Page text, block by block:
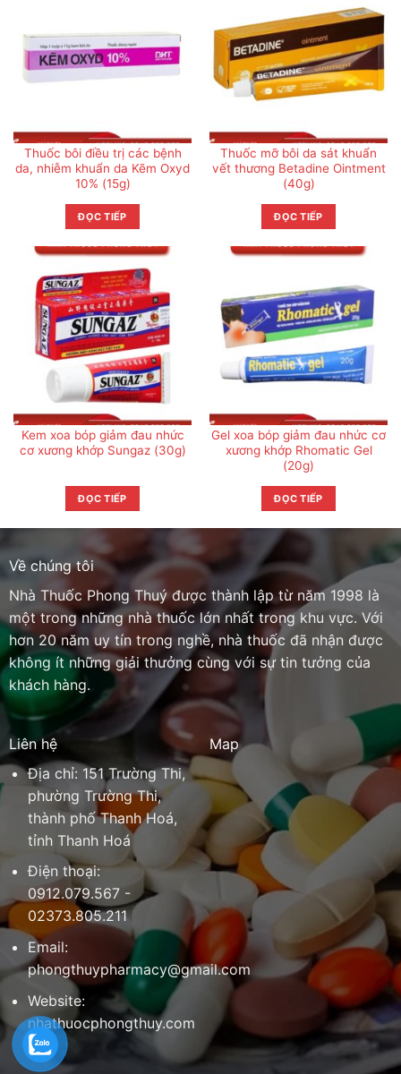
Thuốc bôi điều trị các bệnh
da, nhiễm khuẩn da Kẽm Oxyd
10% (15g)
ĐỌC TIẾP
Thuốc mỡ bôi da sát khuẩn
vết thương Betadine Ointment
(40g)
ĐỌC TIẾP
Kem xoa bóp giảm đau nhức
cơ xương khớp Sungaz (30g)
ĐỌC TIẾP
Gel xoa bóp giảm đau nhức cơ
xương khớp Rhomatic Gel
(20g)
ĐỌC TIẾP
Về chúng tôi
Nhà Thuốc Phong Thuý được thành lập từ năm 1998 là
một trong những nhà thuốc lớn nhất trong khu vực. Với
hơn 20 năm uy tín trong nghề, nhà thuốc đã nhận được
không ít những giải thưởng cùng với sự tin tưởng của
khách hàng.
Liên hệ
Địa chỉ: 151 Trường Thi,
phường Trường Thi,
thành phố Thanh Hoá,
tỉnh Thanh Hoá
Điện thoại:
0912.079.567 -
02373.805.211
Email:
phongthuypharmacy@gmail.com
Website:
nhathuocphongthuy.com
Map